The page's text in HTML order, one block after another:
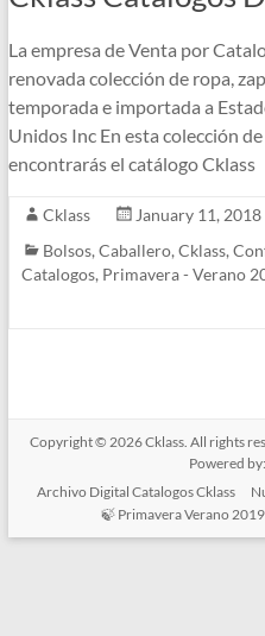
La empresa de Venta por
renovada colección de ropa,
temporada e importada a
Unidos Inc En esta colección
encontrarás el catálogo Cklass
Cklass
January 11, 2018
Bolsos, Caballero, Cklass,
Catalogos, Primavera - Verano
Copyright © 2026Cklass. All rights
Powered
Archivo Digital Catalogos Cklass
🍃 Primavera Verano 2019